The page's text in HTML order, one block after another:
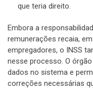
que teria direito.
Embora a
remunerações recaia,
empregadores, o INSS
nesse processo. O
dados no sistema e
correções necessárias